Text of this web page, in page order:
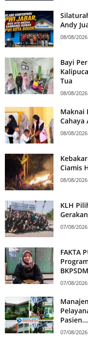
Andy
08/08/2026
Bayi
Tua
08/08/2026
Maknai
Cahaya
08/08/2026
Ciamis
08/08/2026
KLH
07/08/2026
FAKTA
07/08/2026
Pasien...
07/08/2026